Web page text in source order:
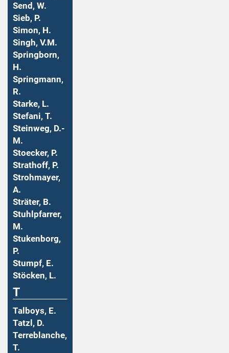
Send, W.
Sieb, P.
Simon, H.
Singh, V.M.
Springborn,
H.
Springmann,
R.
Starke, L.
Stefani, T.
Steinweg, D.-
M.
Stoecker, P.
Strathoff, P.
Strohmayer,
A.
Sträter, B.
Stuhlpfarrer,
M.
Stukenborg,
P.
Stumpf, E.
Stöcken, L.
T
Talboys, E.
Tatzl, D.
Terreblanche,
T.